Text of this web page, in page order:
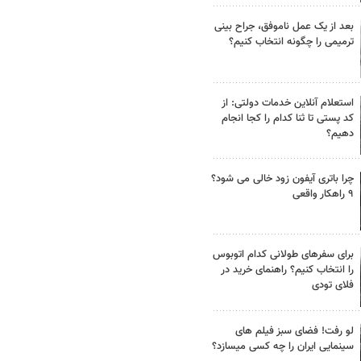
بعد از یک عمل ناموفق، جراح بینی
ترمیمی را چگونه انتخاب کنیم؟
استعلام آنلاین خدمات دولتی: از
کد پستی تا ثنا کدام را کجا انجام
دهیم؟
چرا باتری آیفون زود خالی می شود؟
۹ راهکار واقعی
برای سفرهای طولانی کدام اتوبوس
را انتخاب کنیم؟ راهنمای خرید در
فلای تودی
لو رفت! فضای سبز فیلم های
سینمایی ایران را چه کسی میسازد؟